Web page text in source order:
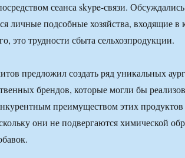
сеанса skype-связи.
личные подсобные хозяйства, входящие
это трудности сбыта сельхозпродукции.
предложил создать ряд уникальных
брендов, которые могли бы
преимуществом этих продуктов
они не подвергаются химической